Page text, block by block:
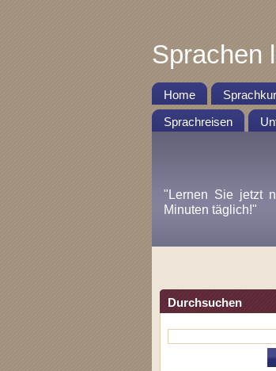
Sprachen
Home
Sprachreisen
"Lernen Sie jetzt
Minuten täglich!"
Durchsuchen